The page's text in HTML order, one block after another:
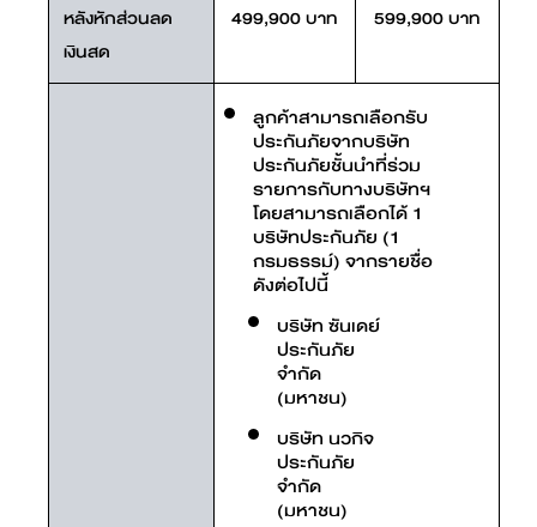
หลังหักส่วนลด
เงินสด
499,900 บาท 599,900 บาท
ลูกค้าสามารถเลือกรับ
ประกันภัยจากบริษัท
ประกันภัยชั้นนำที่ร่วม
รายการกับทางบริษัทฯ
โดยสามารถเลือกได้ 1
บริษัทประกันภัย (1
กรมธรรม์) จากรายชื่อ
ดังต่อไปนี้
บริษัท ซันเดย์
ประกันภัย
จำกัด
(มหาชน)
บริษัท นวกิจ
ประกันภัย
จำกัด
(มหาชน)